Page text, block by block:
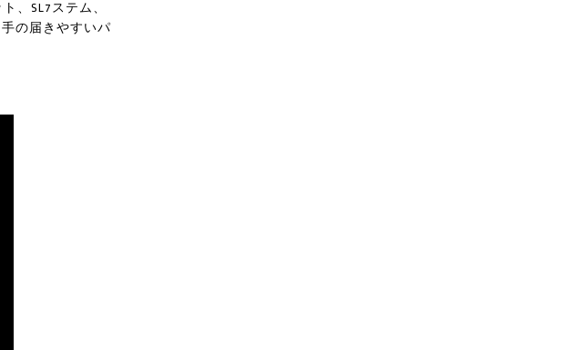
、SL7ステム、
の届きやすいパ